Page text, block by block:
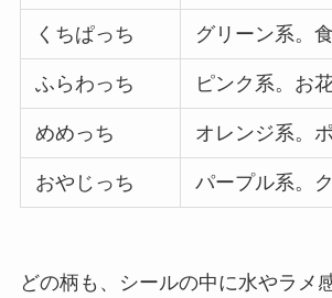
くちぱっち グリーン系。
ふらわっち ピンク系。お
めめっち オレンジ系。
おやじっち パープル系。
どの柄も、シールの中に水やラメ